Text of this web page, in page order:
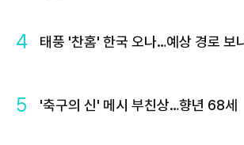
4 태풍 '찬홈' 한국 오나…예상 경로 보니
5 '축구의 신' 메시 부친상…향년 68세